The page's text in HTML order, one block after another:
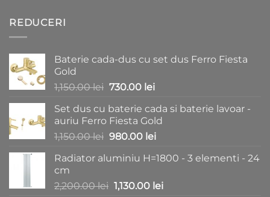
REDUCERI
Baterie cada-dus cu set dus Ferro Fiesta
Gold
1,150.00lei Prețul
a
fost:
1,150.00 lei.
730.00 leiPrețul
este:
730.00 lei.
Set dus cu baterie cada si baterie lavoar -
auriu Ferro Fiesta Gold
1,150.00lei Prețul
a
1,150.00 lei.
980.00 leiPrețul
este:
Radiator aluminiu H=1800 - 3 elementi - 24
cm
2,200.00lei Prețul
1,130.00 leiPrețul